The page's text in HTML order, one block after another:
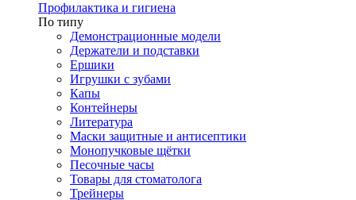
Профилактика и гигиена
По типу
Демонстрационные модели
Держатели и подставки
Ершики
Игрушки с зубами
Капы
Контейнеры
Литература
Маски защитные и антисептики
Монопучковые щётки
Песочные часы
Товары для стоматолога
Трейнеры